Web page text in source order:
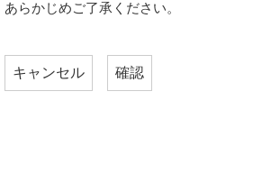
あらかじめご了承ください。